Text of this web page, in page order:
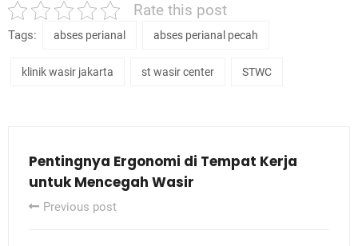
Rate this post
Tags: abses perianal abses perianal pecah
klinik wasir jakarta st wasir center STWC
Pentingnya Ergonomi di Tempat Kerja
untuk Mencegah Wasir
Previous post